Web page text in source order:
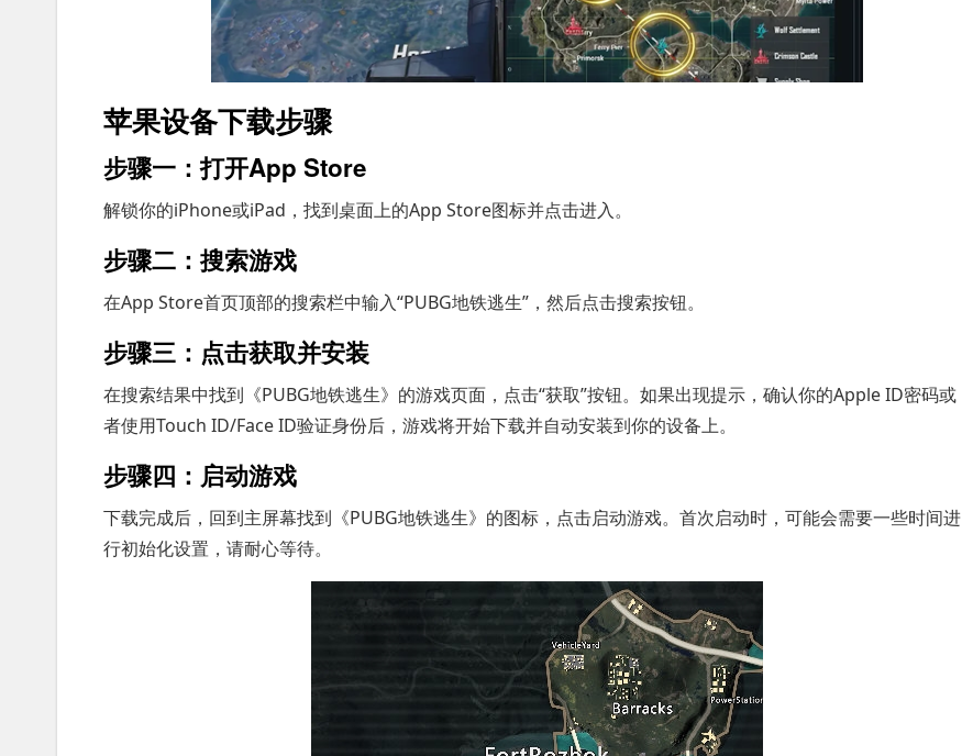
苹果设备下载步骤
步骤一：打开App Store
解锁你的iPhone或iPad，找到桌面上的App Store图标并点击进入。
步骤二：搜索游戏
在App Store首页顶部的搜索栏中输入“PUBG地铁逃生”，然后点击搜索按钮。
步骤三：点击获取并安装
在搜索结果中找到《PUBG地铁逃生》的游戏页面，点击“获取”按钮。如果出现提示，确认你的Apple ID密码或
者使用Touch ID/Face ID验证身份后，游戏将开始下载并自动安装到你的设备上。
步骤四：启动游戏
下载完成后，回到主屏幕找到《PUBG地铁逃生》的图标，点击启动游戏。首次启动时，可能会需要一些时间进
行初始化设置，请耐心等待。